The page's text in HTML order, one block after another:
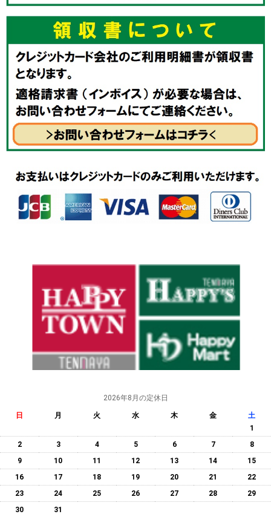
2026年8月の定休日
日 月 火 水 木 金
土
1
2
3 4 5 6 7
8
9
10 11 12 13 14
15
16
17 18 19 20 21
22
23
24 25 26 27 28
29
30
31